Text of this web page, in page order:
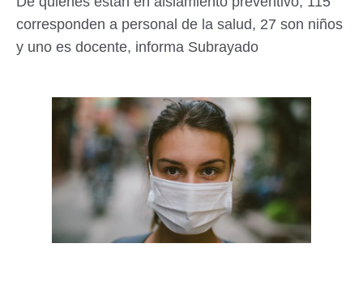
corresponden a personal de la salud, 27 son niños
y uno es docente, informa Subrayado